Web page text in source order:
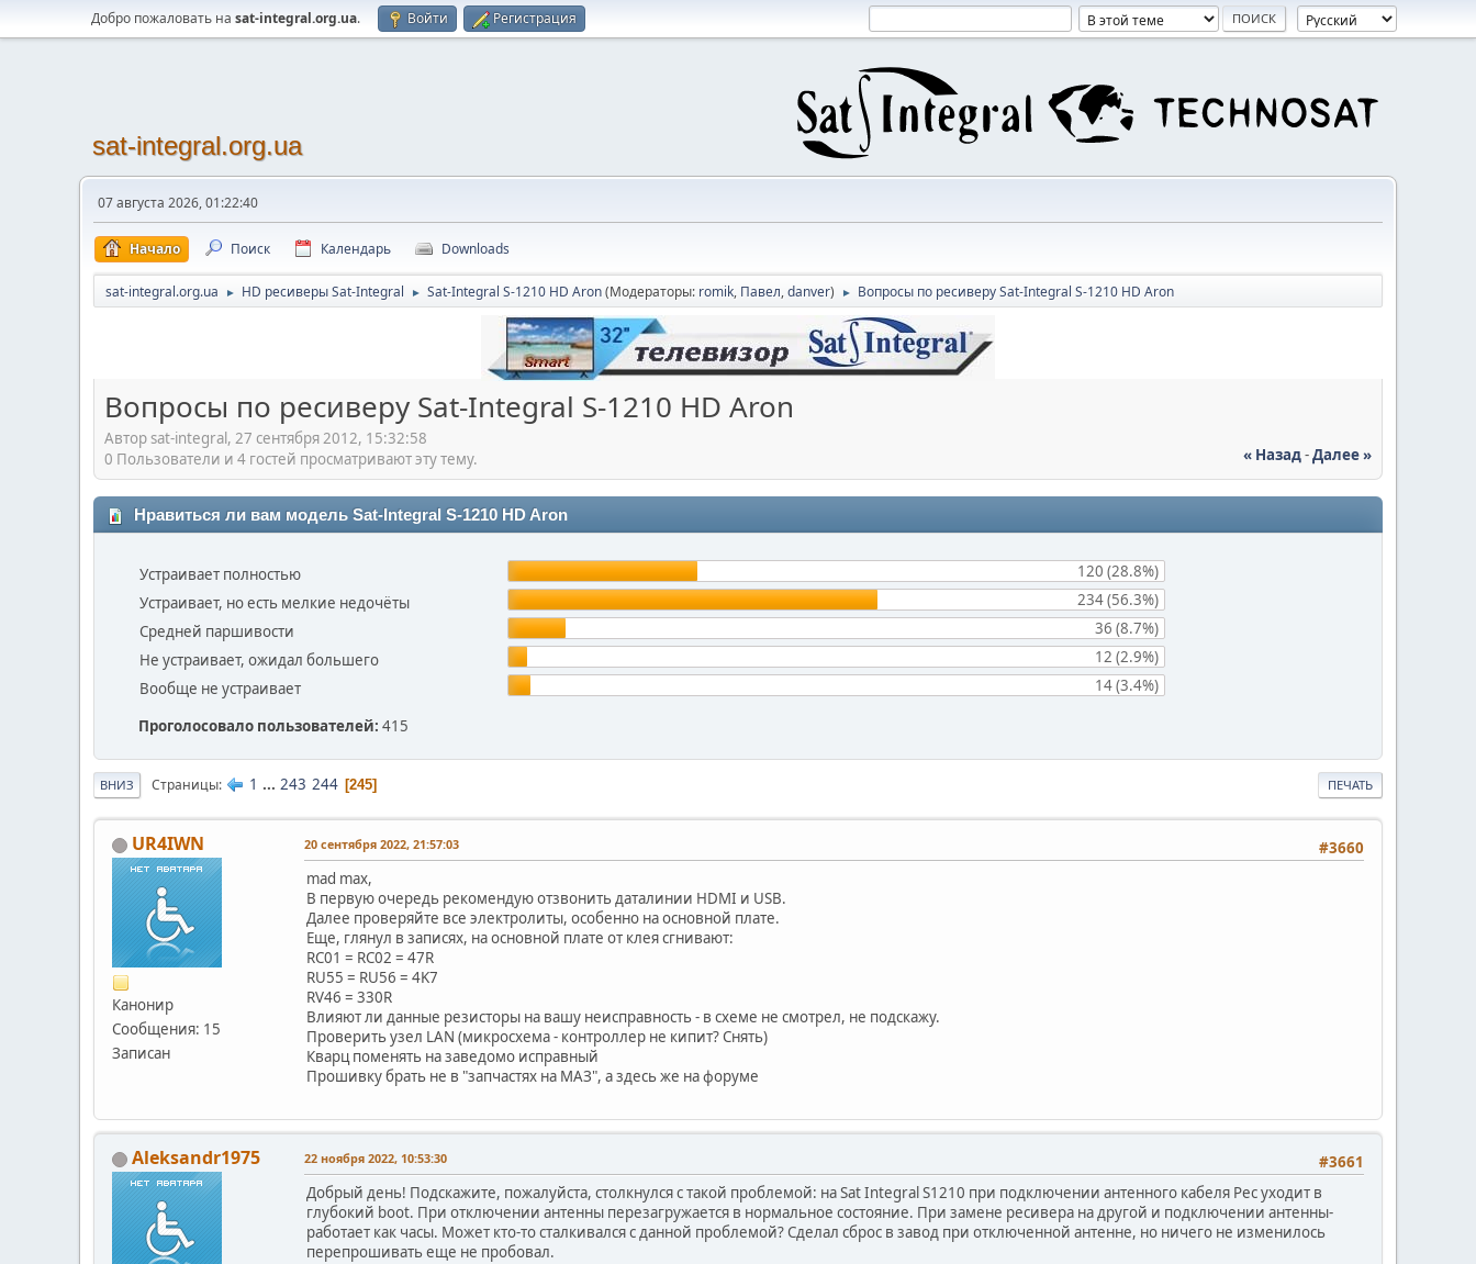
Добро пожаловать на sat-integral.org.ua. Войти Регистрация
sat-integral.org.ua
07 августа 2026, 01:22:40
Начало Поиск Календарь Downloads
sat-integral.org.ua ► HD ресиверы Sat-Integral ► Sat-Integral S-1210 HD Aron(Модераторы: romik, Павел,danver) ► Вопросы по ресиверу Sat-Integral S-1210 HD Aron
Вопросы по ресиверу Sat-Integral S-1210 HD Aron
Автор sat-integral, 27 сентября 2012, 15:32:58
« Назад-Далее »
0 Пользователи и 4 гостей просматривают эту тему.
Нравиться ли вам модель Sat-Integral S-1210 HD Aron
Устраивает полностью
120 (28.8%)
Устраивает, но есть мелкие недочёты
234 (56.3%)
Средней паршивости
36 (8.7%)
Не устраивает, ожидал большего
12 (2.9%)
Вообще не устраивает
14 (3.4%)
Проголосовало пользователей: 415
ПЕЧАТЬ
ВНИЗ Страницы 1 ... 243 244 245
UR4IWN
Канонир
Сообщения: 15
Записан
#3660
20 сентября 2022, 21:57:03
mad max,
В первую очередь рекомендую отзвонить даталинии HDMI и USB.
Далее проверяйте все электролиты, особенно на основной плате.
Еще, глянул в записях, на основной плате от клея сгнивают:
RC01 = RC02 = 47R
RU55 = RU56 = 4K7
RV46 = 330R
Влияют ли данные резисторы на вашу неисправность - в схеме не смотрел, не подскажу.
Проверить узел LAN (микросхема - контроллер не кипит? Снять)
Кварц поменять на заведомо исправный
Прошивку брать не в "запчастях на МАЗ", а здесь же на форуме
Aleksandr1975 #3661
22 ноября 2022, 10:53:30
Добрый день! Подскажите, пожалуйста, столкнулся с такой проблемой: на Sat Integral S1210 при подключении антенного кабеля Рес уходит в
глубокий boot. При отключении антенны перезагружается в нормальное состояние. При замене ресивера на другой и подключении антенны-
работает как часы. Может кто-то сталкивался с данной проблемой? Сделал сброс в завод при отключенной антенне, но ничего не изменилось
перепрошивать еще не пробовал.